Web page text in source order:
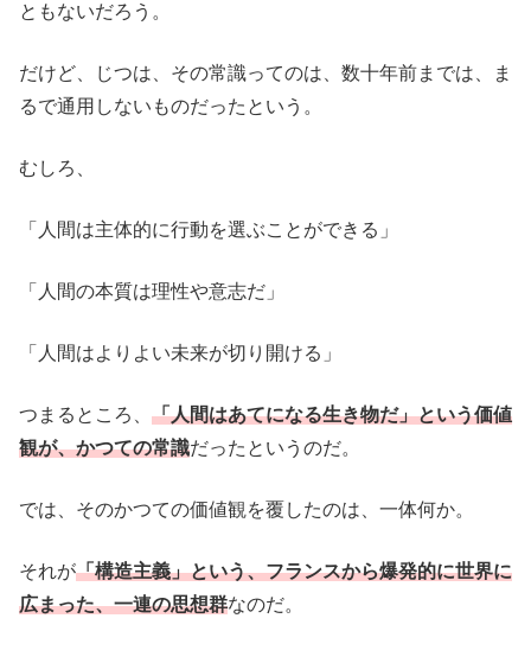
ともないだろう。
だけど、じつは、その常識ってのは、数十年前までは、ま
るで通用しないものだったという。
むしろ、
「人間は主体的に行動を選ぶことができる」
「人間の本質は理性や意志だ」
「人間はよりよい未来が切り開ける」
つまるところ、 「人間はあてになる生き物だ」という価値
観が、かつての常識だったというのだ。
では、そのかつての価値観を覆したのは、一体何か。
それが「構造主義」という、フランスから爆発的に世界に
広まった、一連の思想群なのだ。